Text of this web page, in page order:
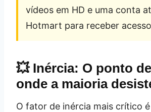
vídeos em HD e uma conta
Hotmart para receber
💥 Inércia: O ponto
onde a maioria
O fator de inércia mais crítico